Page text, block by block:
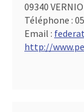
09340
Téléphone :
Email :
http://